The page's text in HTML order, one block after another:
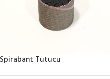
Spirabant Tutucu